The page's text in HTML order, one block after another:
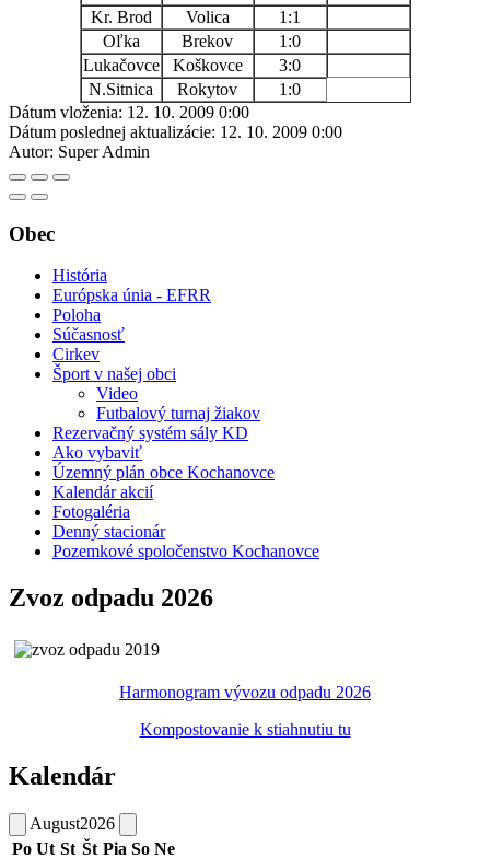
Kr. Brod
Volica
1:1
Oľka
Brekov
1:0
Lukačovce
Koškovce
3:0
N.Sitnica
Rokytov
1:0
Dátum vloženia: 12. 10. 2009 0:00
Dátum poslednej aktualizácie: 12. 10. 2009 0:00
Autor: Super Admin
Obec
História
Európska únia - EFRR
Poloha
Súčasnosť
Cirkev
Šport v našej obci
Video
Futbalový turnaj žiakov
Rezervačný systém sály KD
Ako vybaviť
Územný plán obce Kochanovce
Kalendár akcií
Fotogaléria
Denný stacionár
Pozemkové spoločenstvo Kochanovce
Zvoz odpadu 2026
Harmonogram vývozu odpadu 2026
Kompostovanie k stiahnutiu tu
Kalendár
August2026
Po Ut St Št Pia So Ne